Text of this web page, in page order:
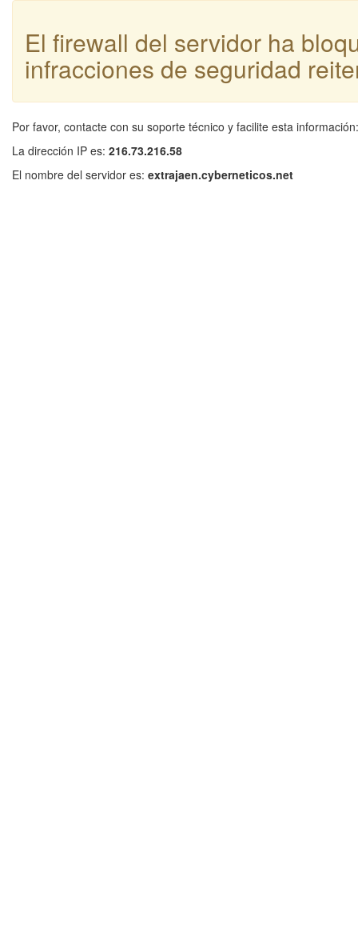
El firewall del servidor ha
infracciones de seguridad
Por favor, contacte con su soporte técnico y facilite esta información:
La dirección IP es: 216.73.216.58
El nombre del servidor es: extrajaen.cyberneticos.net